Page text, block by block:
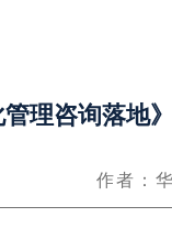
理咨询落地
作者：